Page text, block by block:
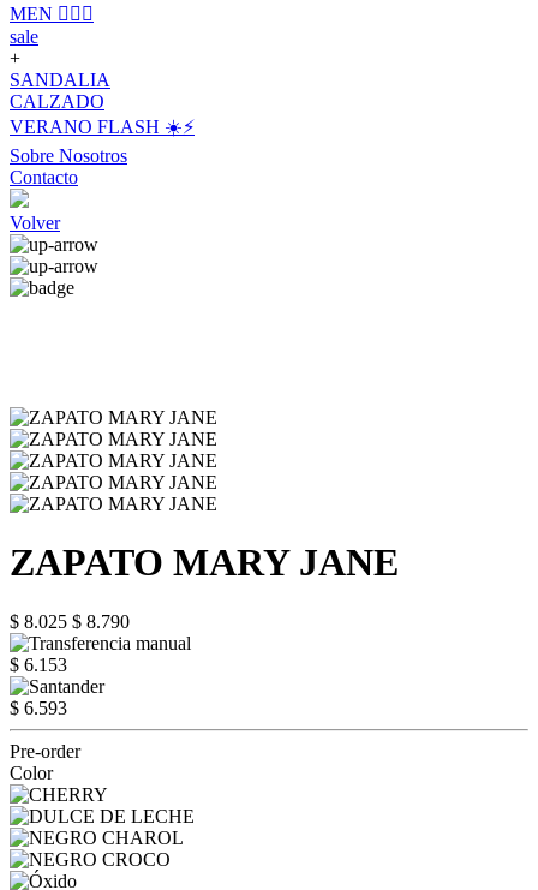
MEN 🙋🏽‍♂️
sale
+
SANDALIA
CALZADO
VERANO FLASH ☀️⚡️
Sobre Nosotros
Contacto
Volver
ZAPATO MARY JANE
$ 8.025 $ 8.790
$ 6.153
$ 6.593
Pre-order
Color